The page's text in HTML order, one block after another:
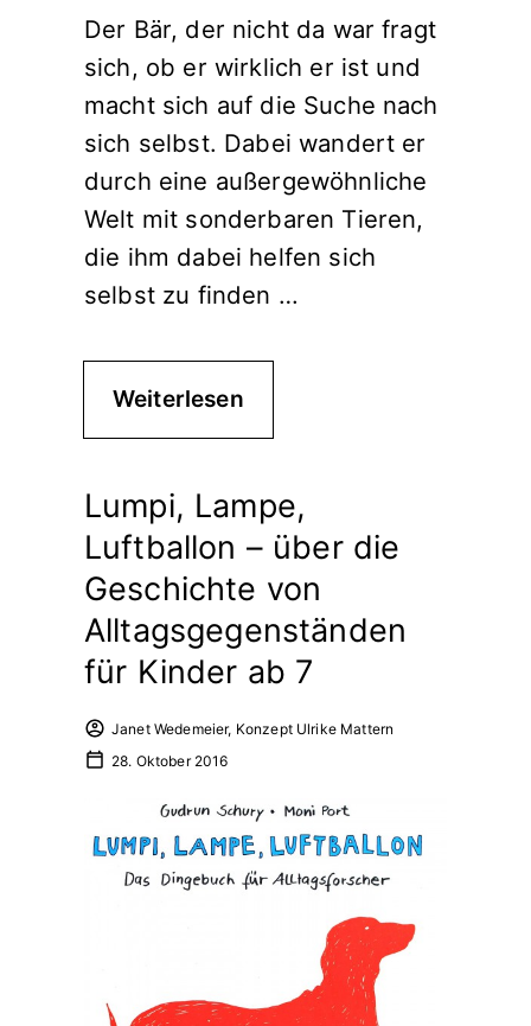
Der Bär, der nicht da war fragt
sich, ob er wirklich er ist und
macht sich auf die Suche nach
sich selbst. Dabei wandert er
durch eine außergewöhnliche
Welt mit sonderbaren Tieren,
die ihm dabei helfen sich
selbst zu finden …
Weiterlesen
Lumpi, Lampe,
Luftballon – über die
Geschichte von
Alltagsgegenständen
für Kinder ab 7
Janet Wedemeier, Konzept Ulrike Mattern
28. Oktober 2016